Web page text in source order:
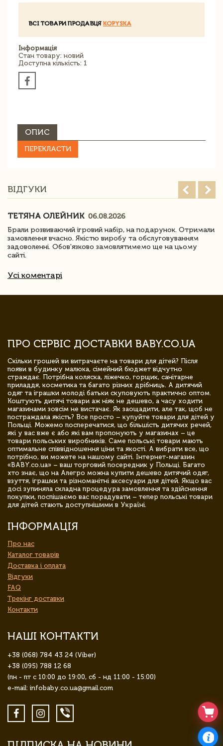
ВСІ ТОВАРИ ПРОДАВЦЯ KOPYSKA
Інформація
Стан товару: новий
Доступна кількість: 1
ОПИС
ПЕРЕКЛАСТИ
ВІДГУКИ
ТЕТЯНА ОЛЕЙНИК 06.08.2026
Брали розвиваючий ігровий набір, на подарунок. Отримали
замовлення вчасно. Якістю виробу та обслуговуванням
задоволенні. Обов'язково замовлятимемо ще на цьому
сайті.
Усі коментарі
ПРО СЕРВІС ДОСТАВКИ BABY.CO.UA
Скільки грошей ви витрачаєте на товари для дітей? Після
появи в будинку малюка, сімейний бюджет відчутно
страждає. Потрібна коляска, ліжечко, горщик, санітарне
приладдя, косметика та багато різних дрібниць. А дитячий
одяг та іграшки молоді батьки скуповують практично оптом.
Коштують дитячі товари аж ніяк не дешево, а часу ходити
магазинами зовсім не вистачає. Як заощадити, але так, щоб не
постраждала якість? Все просто – купуйте товари для дітей у
Польщі. Можемо посперечатися, що більшість дитячих речей,
які у вас вже є або які вам пропонують у магазинах – це
товари польських виробників. Саме польські товари мають
оптимальне співвідношення ціни та якості. А вибрати все, що
потрібно, ви можете на нашому сайті. Інтернет-магазин
«BABY.co.ua» – ваш торговий посередник у Польщі. Багато
хто знає, що на Алегро можна купити дешево дитячий одяг,
взуття, іграшки та різноманітні аксесуари для дітей. Якщо вас
досі зупиняла складна процедура замовлення та здійснення
покупки, поспішаємо вас порадувати – тепер польські товари
для дітей стають доступнішими в Україні.
ІНФОРМАЦІЯ
Про нас
Каталог товарів
Доставка і оплата
Відгуки
FAQ
Трекінг доставки
Контакти
НАШІ КОНТАКТИ
+38 (068) 784 43 24 (Viber)
+38 (095) 788 12 68
(пн - пт с 10:00 до 19:00, сб - нд 11:00 - 15:00)
e-mail: infobaby.co.ua@gmail.com